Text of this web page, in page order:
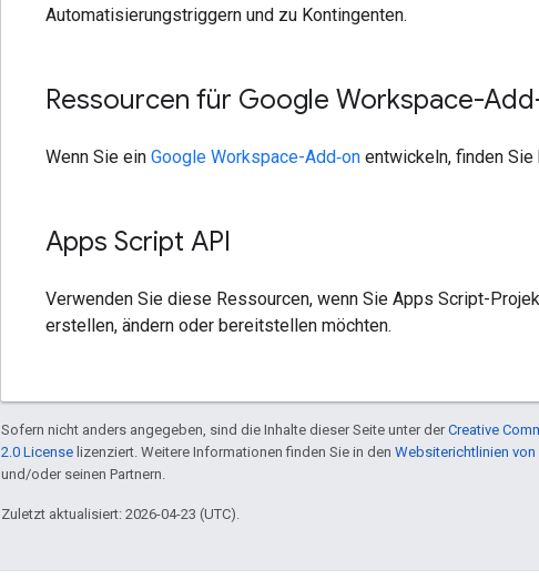
Automatisierungstriggern und zu Kontingenten.
Ressourcen für Google Workspace-
Wenn Sie ein Google Workspace-Add‑on entwickeln, finden Sie
Apps Script API
Verwenden Sie diese Ressourcen, wenn Sie Apps Script-
erstellen, ändern oder bereitstellen möchten.
Sofern nicht anders angegeben, sind die Inhalte dieser Seite unter derCreative
2.0 License lizenziert. Weitere Informationen finden Sie in den Websiterichtlinien
und/oder seinen Partnern.
Zuletzt aktualisiert: 2026-04-23 (UTC).